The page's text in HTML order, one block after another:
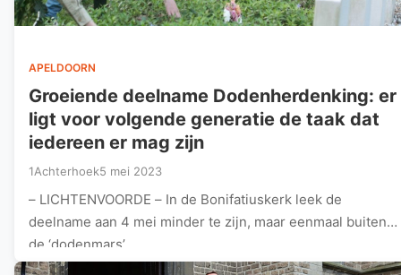
APELDOORN
Groeiende deelname Dodenherdenking: er
ligt voor volgende generatie de taak dat
iedereen er mag zijn
1Achterhoek5 mei 2023
– LICHTENVOORDE – In de Bonifatiuskerk leek de
deelname aan 4 mei minder te zijn, maar eenmaal buiten
de ‘dodenmars’…